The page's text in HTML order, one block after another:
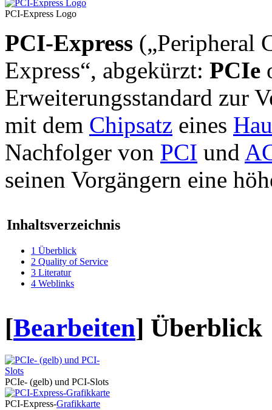
PCI-Express Logo
PCI-Express („Peripheral
Express“, abgekürzt: PCIe
Erweiterungsstandard zur
mit dem Chipsatz eines
Nachfolger von PCI und
seinen Vorgängern eine
Inhaltsverzeichnis
1 Überblick
2 Quality of Service
3 Literatur
4 Weblinks
[Bearbeiten] Überblick
PCIe- (gelb) und PCI-Slots
PCI-Express-Grafikkarte